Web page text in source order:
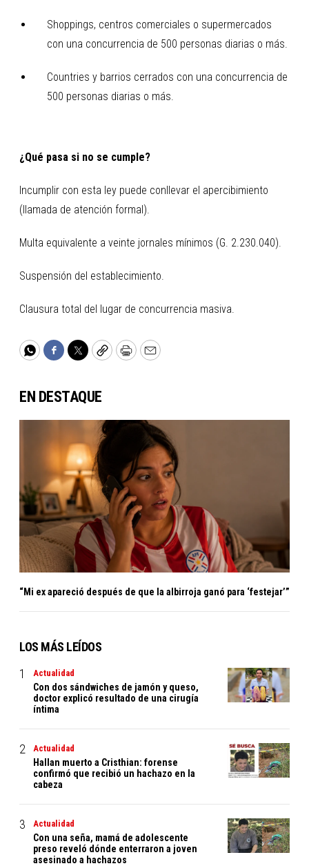
Shoppings, centros comerciales o supermercados
con una concurrencia de 500 personas diarias o más.
Countries y barrios cerrados con una concurrencia de
500 personas diarias o más.
¿Qué pasa si no se cumple?
Incumplir con esta ley puede conllevar el apercibimiento
(llamada de atención formal).
Multa equivalente a veinte jornales mínimos (G. 2.230.040).
Suspensión del establecimiento.
Clausura total del lugar de concurrencia masiva.
WhatsApp
Facebook
TwitterCopyPrintEmail
EN DESTAQUE
“Mi ex apareció después de que la albirroja ganó para ‘festejar’”
LOS MÁS LEÍDOS
Actualidad
Con dos sándwiches de jamón y queso,
doctor explicó resultado de una cirugía
íntima
Actualidad
Hallan muerto a Cristhian: forense
confirmó que recibió un hachazo en la
cabeza
Actualidad
Con una seña, mamá de adolescente
preso reveló dónde enterraron a joven
asesinado a hachazos